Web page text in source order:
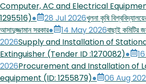
Computer, AC and Electrical
1295516)● 28 Jul 2026খুলনা কৃষি
আসাদুজ্জামান সরকার● 14 May 2026বাছাই কমিটির
2026Supply and Installation of
Extinguisher (Tender ID :1270082)●
2026Procurement and Installation of
equipment (ID: 1255879)● 06 Aug